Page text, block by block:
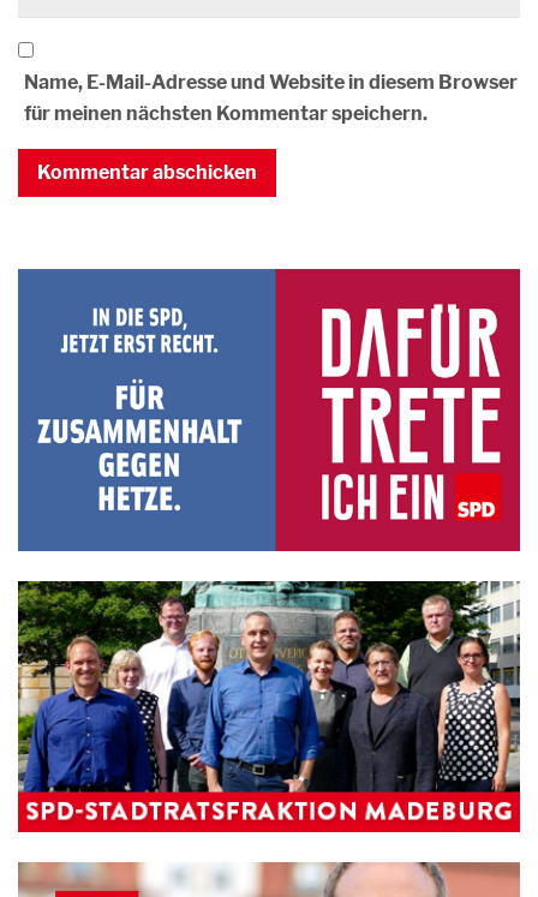
Name, E-Mail-Adresse und Website in diesem Browser
für meinen nächsten Kommentar speichern.